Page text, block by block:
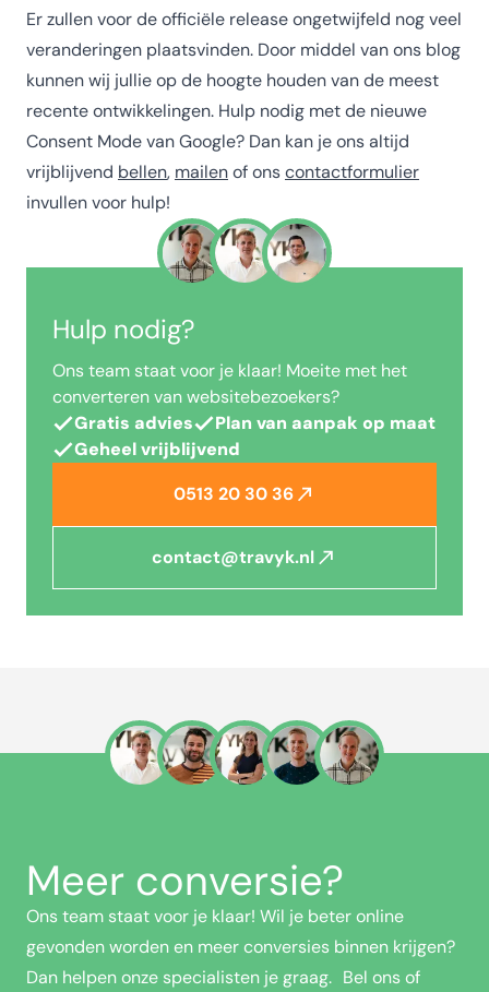
Er zullen voor de officiële release ongetwijfeld nog veel
veranderingen plaatsvinden. Door middel van ons blog
kunnen wij jullie op de hoogte houden van de meest
recente ontwikkelingen. Hulp nodig met de nieuwe
Consent Mode van Google? Dan kan je ons altijd
vrijblijvend bellen, mailenof onscontactformulier
invullen voor hulp!
Hulp nodig?
Ons team staat voor je klaar! Moeite met het
converteren van websitebezoekers?
Gratis advies
Plan van aanpak op maat
Geheel vrijblijvend
0513 20 30 36
contact@travyk.nl
Meer conversie?
Ons team staat voor je klaar! Wil je beter online
gevonden worden en meer conversies binnen krijgen?
Dan helpen onze specialisten je graag. Bel ons of